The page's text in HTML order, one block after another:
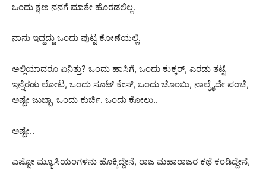
ಒಂದು ಕ್ಷಣ ನನಗೆ ಮಾತೇ ಹೊರಡಲಿಲ್ಲ.
ನಾನು ಇದ್ದದ್ದು ಒಂದು ಪುಟ್ಟ ಕೋಣೆಯಲ್ಲಿ.
ಅಲ್ಲಿಯಾದರೂ ಏನಿತ್ತು? ಒಂದು ಹಾಸಿಗೆ, ಒಂದು ಕುಕ್ಕರ್, ಎರಡು ತಟ್ಟೆ
ಇನ್ನೆರಡು ಲೋಟ, ಒಂದು ಸೂಟ್ ಕೇಸ್, ಒಂದು ಚೊಂಬು, ನಾಲ್ಕೈದೇ ಪಂಚೆ,
ಅಷ್ಟೇ ಜುಬ್ಬಾ, ಒಂದು ಕುರ್ಚಿ. ಒಂದು ಕೋಲು..
ಅಷ್ಟೇ..
ಎಷ್ಟೋ ಮ್ಯೂಸಿಯಂಗಳನು ಹೊಕ್ಕಿದ್ದೇನೆ, ರಾಜ ಮಹಾರಾಜರ ಕಥೆ ಕಂಡಿದ್ದೇನೆ,